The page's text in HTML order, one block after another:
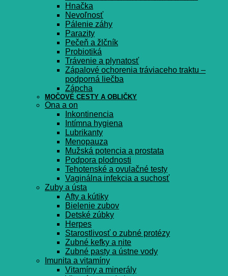
Hnačka
Nevoľnosť
Pálenie záhy
Parazity
Pečeň a žlčník
Probiotiká
Trávenie a plynatosť
Zápalové ochorenia tráviaceho traktu –
podporná liečba
Zápcha
MOČOVÉ CESTY A OBLIČKY
Ona a on
Inkontinencia
Intímna hygiena
Lubrikanty
Menopauza
Mužská potencia a prostata
Podpora plodnosti
Tehotenské a ovulačné testy
Vaginálna infekcia a suchosť
Zuby a ústa
Afty a kútiky
Bielenie zubov
Detské zúbky
Herpes
Starostlivosť o zubné protézy
Zubné kefky a nite
Zubné pasty a ústne vody
Imunita a vitamíny
Vitamíny a minerály